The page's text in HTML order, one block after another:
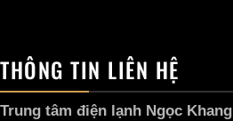
THÔNG TIN LIÊN HỆ
Trung tâm điện lạnh Ngọc Khang